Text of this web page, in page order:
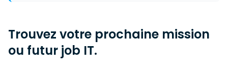
Trouvez votre prochaine mission
ou futur job IT.